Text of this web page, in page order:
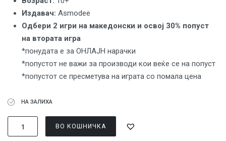
Издавач: Asmodee
Одбери 2 игри на македонски и освој 30% попуст
на втората игра
*понудата е за ОНЛАЈН нарачки
*попустот не важи за производи кои веќе се на попуст
*попустот се пресметува на играта со помала цена
НА ЗАЛИХА
ВО КОШНИЧКА